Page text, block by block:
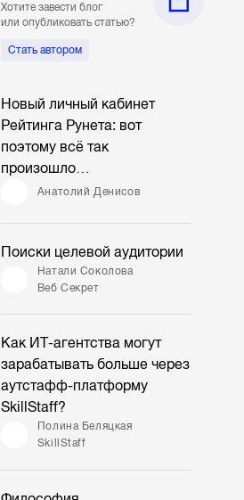
Хотите завести блог
или опубликовать статью?
Стать автором
Новый личный кабинет
Рейтинга Рунета: вот
поэтому всё так
произошло…
Анатолий Денисов
Поиски целевой аудитории
Натали Соколова
Веб Секрет
Как ИТ-агентства могут
зарабатывать больше через
аутстафф-платформу
SkillStaff?
Полина Беляцкая
SkillStaff